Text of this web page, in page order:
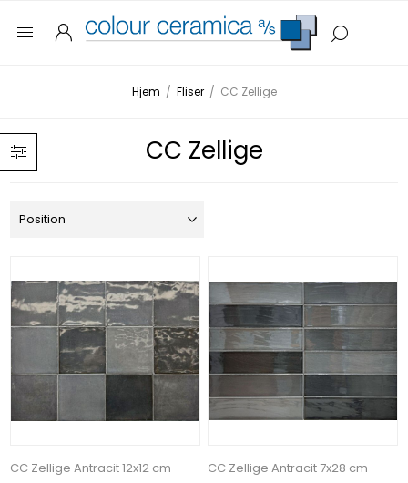
Hjem / Fliser / CC Zellige
CC Zellige
CC Zellige Antracit 12x12 cm CC Zellige Antracit 7x28 cm